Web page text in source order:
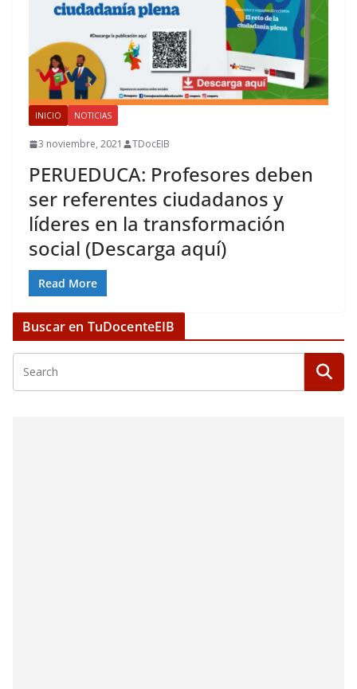
INICIO NOTICIAS
3 noviembre, 2021 TDocEIB
PERUEDUCA: Profesores deben
ser referentes ciudadanos y
líderes en la transformación
social (Descarga aquí)
Read More
Buscar en TuDocenteEIB